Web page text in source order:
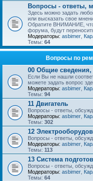
Вопросы - ответы,
Здесь можно задать
или высказать свое
Обратите ВНИМАНИЕ,
форума, будут
Модераторы: asbimer
Темы: 64
Вопросы по
00 Общие сведения,
Если Вы не нашли
можете задать вопрос
Модераторы: asbimer
Темы: 94
11 Двигатель
Вопросы - ответы,
Модераторы: asbimer
Темы: 302
12
Вопросы - ответы,
Модераторы: asbimer
Темы: 113
13 Система
Вопросы - ответы,
Модераторы: asbimer
Темы: 64